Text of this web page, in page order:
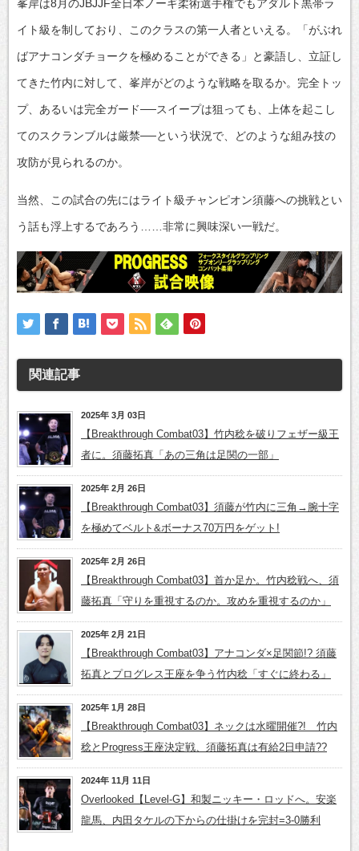
峯岸は8月のJBJJF全日本ノーギ柔術選手権でもアダルト黒帯ラ
イト級を制しており、このクラスの第一人者といえる。「がぶれ
ばアナコンダチョークを極めることができる」と豪語し、立証し
てきた竹内に対して、峯岸がどのような戦略を取るか。完全トッ
プ、あるいは完全ガード──スイープは狙っても、上体を起こし
てのスクランブルは厳禁──という状況で、どのような組み技の
攻防が見られるのか。
当然、この試合の先にはライト級チャンピオン須藤への挑戦とい
う話も浮上するであろう……非常に興味深い一戦だ。
関連記事
2025年 3月 03日
【Breakthrough Combat03】竹内稔を破りフェザー級王
者に。須藤拓真「あの三角は足関の一部」
2025年 2月 26日
【Breakthrough Combat03】須藤が竹内に三角→腕十字
を極めてベルト&ボーナス70万円をゲット!
2025年 2月 26日
【Breakthrough Combat03】首か足か。竹内稔戦へ、須
藤拓真「守りを重視するのか。攻めを重視するのか」
2025年 2月 21日
【Breakthrough Combat03】アナコンダ×足関節!? 須藤
拓真とプログレス王座を争う竹内稔「すぐに終わる」
2025年 1月 28日
【Breakthrough Combat03】ネックは水曜開催?! 竹内
稔とProgress王座決定戦、須藤拓真は有給2日申請??
2024年 11月 11日
Overlooked【Level-G】和製ニッキー・ロッドへ。安楽
龍馬、内田タケルの下からの仕掛けを完封=3-0勝利